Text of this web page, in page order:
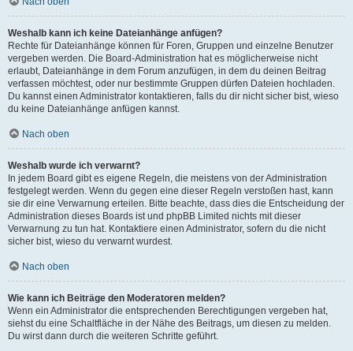
Weshalb kann ich keine Dateianhänge anfügen?
Rechte für Dateianhänge können für Foren, Gruppen und einzelne Benutzer
vergeben werden. Die Board-Administration hat es möglicherweise nicht
erlaubt, Dateianhänge in dem Forum anzufügen, in dem du deinen Beitrag
verfassen möchtest, oder nur bestimmte Gruppen dürfen Dateien hochladen.
Du kannst einen Administrator kontaktieren, falls du dir nicht sicher bist, wieso
du keine Dateianhänge anfügen kannst.
Nach oben
Weshalb wurde ich verwarnt?
In jedem Board gibt es eigene Regeln, die meistens von der Administration
festgelegt werden. Wenn du gegen eine dieser Regeln verstoßen hast, kann
sie dir eine Verwarnung erteilen. Bitte beachte, dass dies die Entscheidung der
Administration dieses Boards ist und phpBB Limited nichts mit dieser
Verwarnung zu tun hat. Kontaktiere einen Administrator, sofern du die nicht
sicher bist, wieso du verwarnt wurdest.
Nach oben
Wie kann ich Beiträge den Moderatoren melden?
Wenn ein Administrator die entsprechenden Berechtigungen vergeben hat,
siehst du eine Schaltfläche in der Nähe des Beitrags, um diesen zu melden.
Du wirst dann durch die weiteren Schritte geführt.